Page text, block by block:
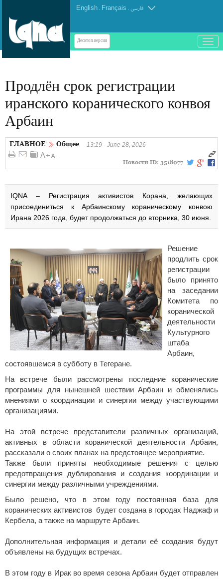
English . Français . فارسی
Десктоп-версия
باز
و
Продлён срок регистрации
иранского коранического конвоя
Арбаин
ГЛАВНОЕ Общее 13:19 - June 28, 2026
Новости ID: 3518077
IQNA – Регистрация активистов Корана, желающих
присоединиться к Арбаинскому кораническому конвою
Ирана 2026 года, будет продолжаться до вторника, 30 июня.
Решение
продлить срок
регистрации
было принято
на заседании
Комитета по
коранической
деятельности
Культурного
штаба
Арбаин,
состоявшемся в субботу в Тегеране.
На встрече были рассмотрены последние коранические
программы для нынешней шествии Арбаин и обменялись
мнениями о координации и синергии между участвующими
организациями.
На этой встрече представители различных организаций,
активных в области коранической деятельности Арбаин,
рассказали о своих планах на предстоящее мероприятие.
Также были приняты необходимые решения с целью
предотвращения дублирования и создания координации и
синергии между различными учреждениями.
Было решено, что в этом году постоянная база для
коранических активистов будет создана в городах Наджаф и
Кербела, а также на маршруте Арбаин.
Дополнительная информация и детали её создания будут
объявлены на будущих встречах.
В этом году в Ирак во время сезона Арбаин будет отправлен